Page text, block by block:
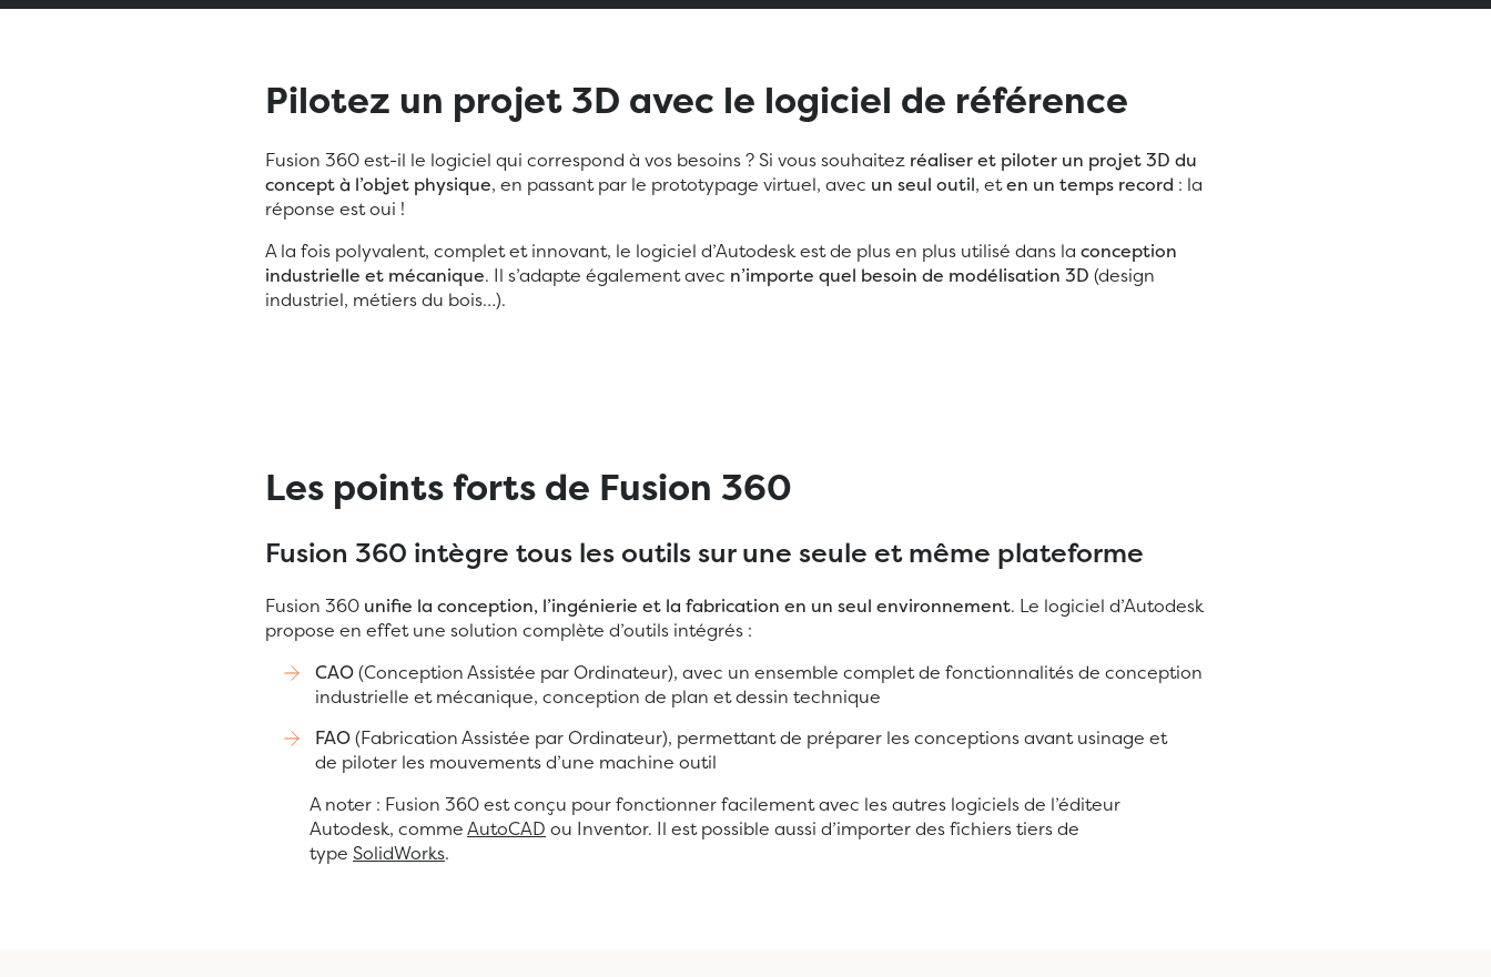
Pilotez un projet 3D avec le logiciel de référence
Fusion 360 est-il le logiciel qui correspond à vos besoins ? Si vous souhaitez réaliser et piloter un projet3D du
concept à l’objet physique, en passant par le prototypage virtuel, avec un seul outil, eten un temps record : la
réponse est oui !
A la fois polyvalent, complet et innovant, le logiciel d’Autodesk est de plus en plus utilisé dans la conception
industrielle et mécanique. Il s’adapte également avec n’importe quel besoin de modélisation 3D (design
industriel, métiers du bois…).
Les points forts de Fusion 360
Fusion 360 intègre tous les outils sur une seule et même plateforme
Fusion 360 unifie la conception, l’ingénierie et la fabrication en un seul environnement. Le logiciel d’Autodesk
propose en effet une solution complète d’outils intégrés :
CAO(Conception Assistée par Ordinateur), avec un ensemble complet de fonctionnalités de conception
industrielle et mécanique, conception de plan et dessin technique
FAO(Fabrication Assistée par Ordinateur), permettant de préparer les conceptions avant usinage et
de piloter les mouvements d’une machine outil
A noter : Fusion 360 est conçu pour fonctionner facilement avec les autres logiciels de l’éditeur
Autodesk, commeAutoCAD ou Inventor. Il est possible aussi d’importer des fichiers tiers de
type SolidWorks.